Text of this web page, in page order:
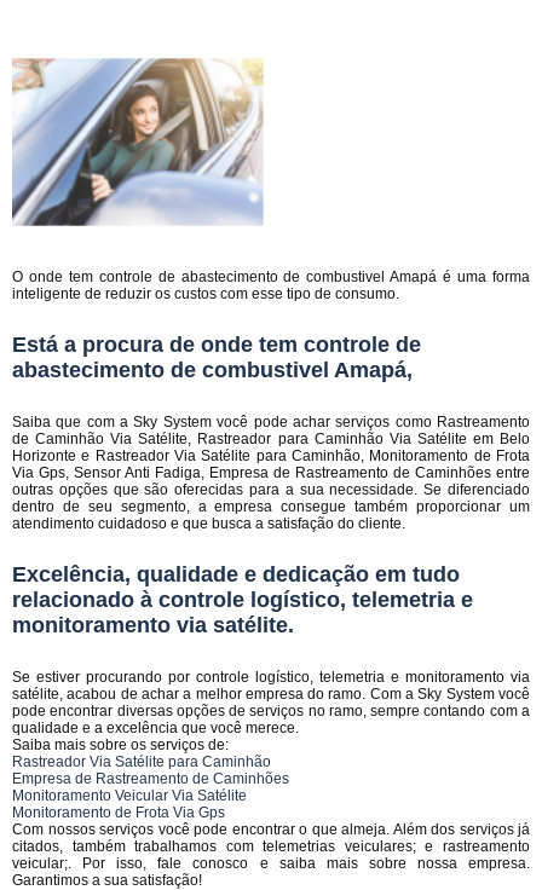
O onde tem controle de abastecimento de combustivel Amapá é uma forma
inteligente de reduzir os custos com esse tipo de consumo.
Está a procura de onde tem controle de
abastecimento de combustivel Amapá,
Saiba que com a Sky System você pode achar serviços como Rastreamento
de Caminhão Via Satélite, Rastreador para Caminhão Via Satélite em Belo
Horizonte e Rastreador Via Satélite para Caminhão, Monitoramento de Frota
Via Gps, Sensor Anti Fadiga, Empresa de Rastreamento de Caminhões entre
outras opções que são oferecidas para a sua necessidade. Se diferenciado
dentro de seu segmento, a empresa consegue também proporcionar um
atendimento cuidadoso e que busca a satisfação do cliente.
Excelência, qualidade e dedicação em tudo
relacionado à controle logístico, telemetria e
monitoramento via satélite.
Se estiver procurando por controle logístico, telemetria e monitoramento via
satélite, acabou de achar a melhor empresa do ramo. Com a Sky System você
pode encontrar diversas opções de serviços no ramo, sempre contando com a
qualidade e a excelência que você merece.
Saiba mais sobre os serviços de:
Rastreador Via Satélite para Caminhão
Empresa de Rastreamento de Caminhões
Monitoramento Veicular Via Satélite
Monitoramento de Frota Via Gps
Com nossos serviços você pode encontrar o que almeja. Além dos serviços já
citados, também trabalhamos com telemetrias veiculares; e rastreamento
veicular;. Por isso, fale conosco e saiba mais sobre nossa empresa.
Garantimos a sua satisfação!